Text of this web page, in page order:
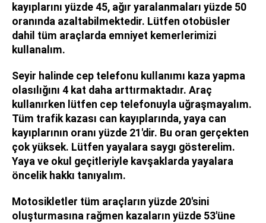
kayıplarını yüzde 45, ağır yaralanmaları yüzde 50
oranında azaltabilmektedir. Lütfen otobüsler
dahil tüm araçlarda emniyet kemerlerimizi
kullanalım.
Seyir halinde cep telefonu kullanımı kaza yapma
olasılığını 4 kat daha arttırmaktadır. Araç
kullanırken lütfen cep telefonuyla uğraşmayalım.
Tüm trafik kazası can kayıplarında, yaya can
kayıplarının oranı yüzde 21'dir. Bu oran gerçekten
çok yüksek. Lütfen yayalara saygı gösterelim.
Yaya ve okul geçitleriyle kavşaklarda yayalara
öncelik hakkı tanıyalım.
Motosikletler tüm araçların yüzde 20'sini
oluşturmasına rağmen kazaların yüzde 53'üne